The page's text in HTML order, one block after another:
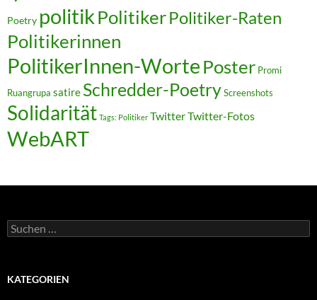
Poetry politikPolitikerPolitiker-Raten
Politikerinnen
PolitikerInnen-Worte Poster Promi
Ruangrupa satire Schredder-PoetryScreenshots
Solidarität Tags: Politiker TwitterTwitter-Fotos
WebART
Suchen
nach:
KATEGORIEN